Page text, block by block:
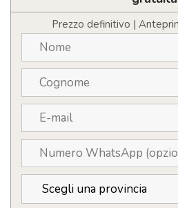
lucidato
personalizzabile
logo
quantità
Prezzo definitivo |